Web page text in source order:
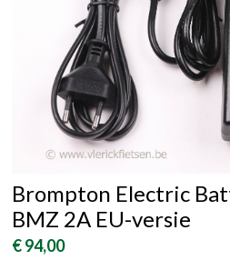
Brompton Electric
BMZ 2A EU-versie
€ 94,00